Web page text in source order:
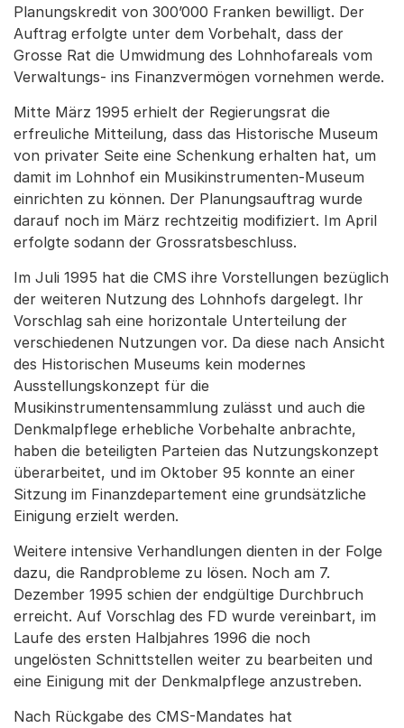
Planungskredit von 300’000 Franken bewilligt. Der
Auftrag erfolgte unter dem Vorbehalt, dass der
Grosse Rat die Umwidmung des Lohnhofareals vom
Verwaltungs- ins Finanzvermögen vornehmen werde.
Mitte März 1995 erhielt der Regierungsrat die
erfreuliche Mitteilung, dass das Historische Museum
von privater Seite eine Schenkung erhalten hat, um
damit im Lohnhof ein Musikinstrumenten-Museum
einrichten zu können. Der Planungsauftrag wurde
darauf noch im März rechtzeitig modifiziert. Im April
erfolgte sodann der Grossratsbeschluss.
Im Juli 1995 hat die CMS ihre Vorstellungen bezüglich
der weiteren Nutzung des Lohnhofs dargelegt. Ihr
Vorschlag sah eine horizontale Unterteilung der
verschiedenen Nutzungen vor. Da diese nach Ansicht
des Historischen Museums kein modernes
Ausstellungskonzept für die
Musikinstrumentensammlung zulässt und auch die
Denkmalpflege erhebliche Vorbehalte anbrachte,
haben die beteiligten Parteien das Nutzungskonzept
überarbeitet, und im Oktober 95 konnte an einer
Sitzung im Finanzdepartement eine grundsätzliche
Einigung erzielt werden.
Weitere intensive Verhandlungen dienten in der Folge
dazu, die Randprobleme zu lösen. Noch am 7.
Dezember 1995 schien der endgültige Durchbruch
erreicht. Auf Vorschlag des FD wurde vereinbart, im
Laufe des ersten Halbjahres 1996 die noch
ungelösten Schnittstellen weiter zu bearbeiten und
eine Einigung mit der Denkmalpflege anzustreben.
Nach Rückgabe des CMS-Mandates hat